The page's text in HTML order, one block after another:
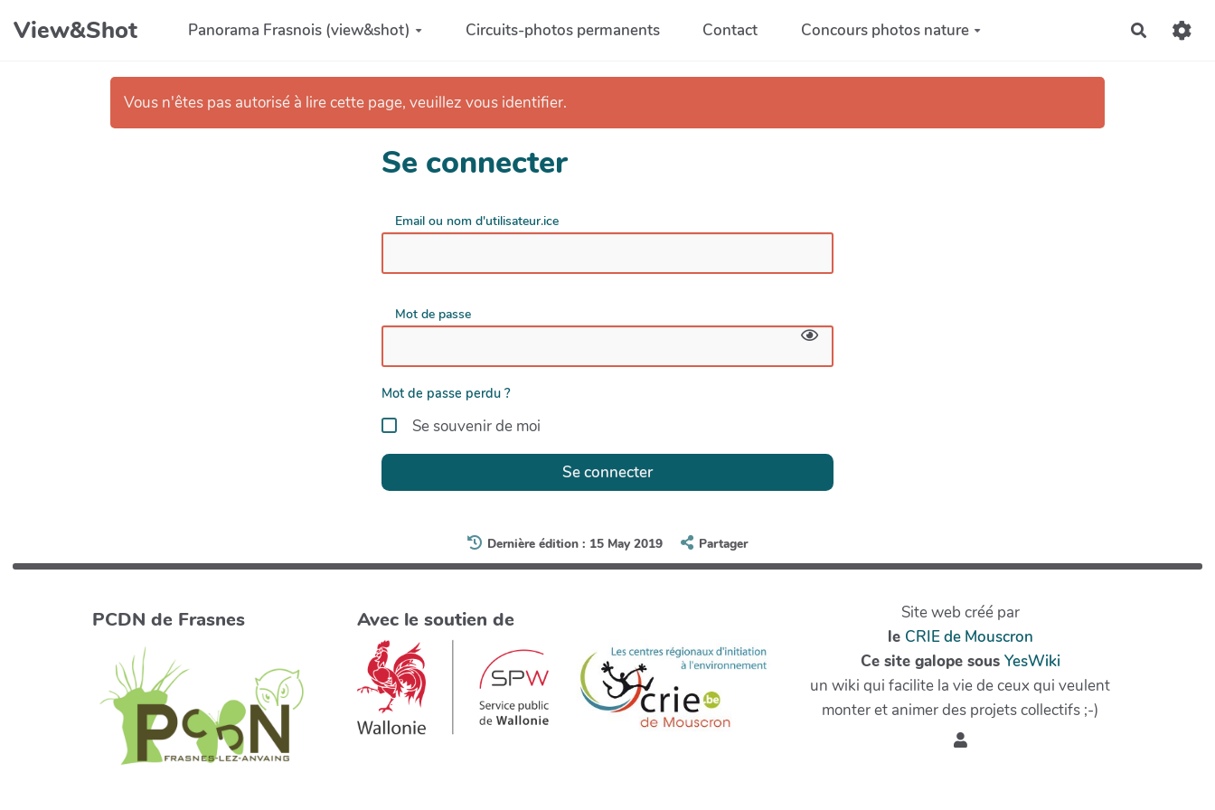
Aller au contenu principal
View&Shot Panorama Frasnois (view&shot) Circuits-photos permanents Contact Concours photos nature
Vous n'êtes pas autorisé à lire cette page, veuillez vous identifier.
Se connecter
Email ou nom d'utilisateur.ice
Mot de passe
Mot de passe perdu ?
Se souvenir de moi
Se connecter
Dernière édition : 15 May 2019 Partager
PCDN de Frasnes Avec le soutien de
Site web créé par
le CRIE de Mouscron
Ce site galope sous YesWiki
un wiki qui facilite la vie de ceux qui veulent
monter et animer des projets collectifs ;-)